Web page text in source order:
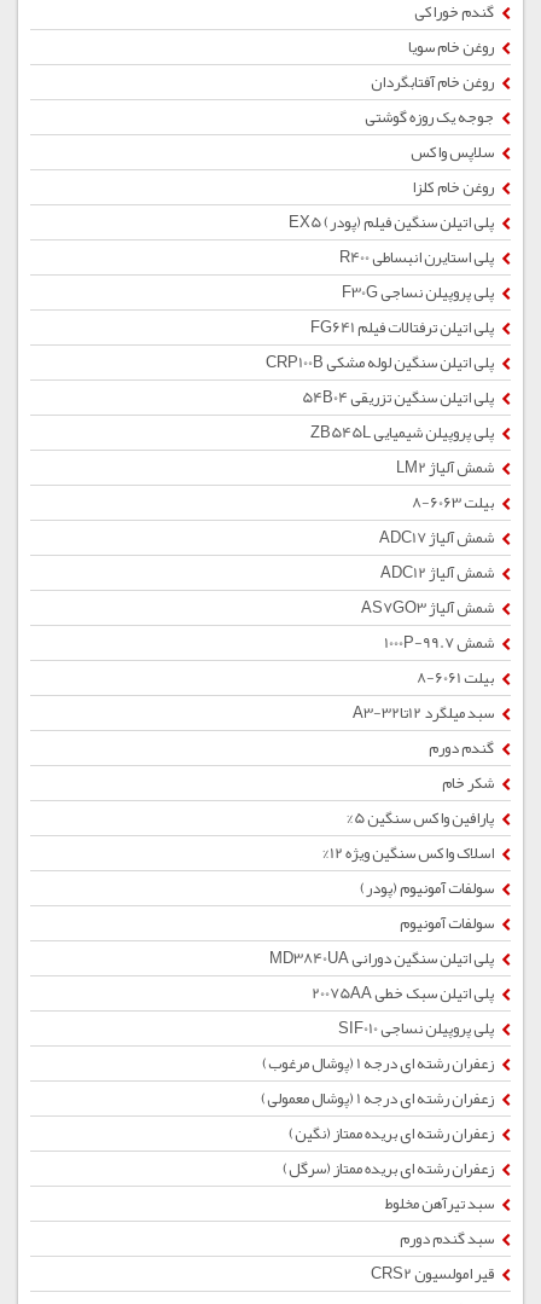
گندم خوراکی
روغن خام سویا
روغن خام آفتابگردان
جوجه یک روزه گوشتی
سلاپس واکس
روغن خام کلزا
پلی اتیلن سنگین فیلم (پودر) EX5
پلی استایرن انبساطی R400
پلی پروپیلن نساجی F30G
پلی اتیلن ترفتالات فیلم FG641
پلی اتیلن سنگین لوله مشکی CRP100B
پلی اتیلن سنگین تزریقی 54B04
پلی پروپیلن شیمیایی ZB545L
شمش آلیاژ LM2
بیلت 6063-8
شمش آلیاژ ADC17
شمش آلیاژ ADC12
شمش آلیاژ AS7GO3
شمش 1000P-99.7
بیلت 6061-8
سبد میلگرد 12تا32-A3
گندم دورم
شکر خام
پارافین واکس سنگین 5%
اسلاک واکس سنگین ویژه 12%
سولفات آمونیوم (پودر)
سولفات آمونیوم
پلی اتیلن سنگین دورانی MD3840UA
پلی اتیلن سبک خطی 20075AA
پلی پروپیلن نساجی SIF010
زعفران رشته ای درجه 1 (پوشال مرغوب)
زعفران رشته ای درجه 1 (پوشال معمولی)
زعفران رشته ای بریده ممتاز (نگین)
زعفران رشته ای بریده ممتاز (سرگل)
سبد تیرآهن مخلوط
سبد گندم دورم
قیر امولسیون CRS2